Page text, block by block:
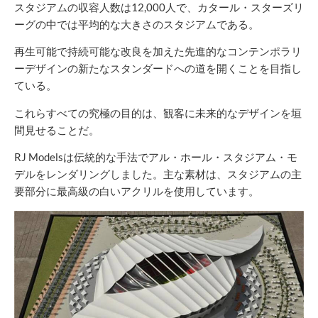
スタジアムの収容人数は12,000人で、カタール・スターズリ
ーグの中では平均的な大きさのスタジアムである。
再生可能で持続可能な改良を加えた先進的なコンテンポラリ
ーデザインの新たなスタンダードへの道を開くことを目指し
ている。
これらすべての究極の目的は、観客に未来的なデザインを垣
間見せることだ。
RJ Modelsは伝統的な手法でアル・ホール・スタジアム・モ
デルをレンダリングしました。主な素材は、スタジアムの主
要部分に最高級の白いアクリルを使用しています。